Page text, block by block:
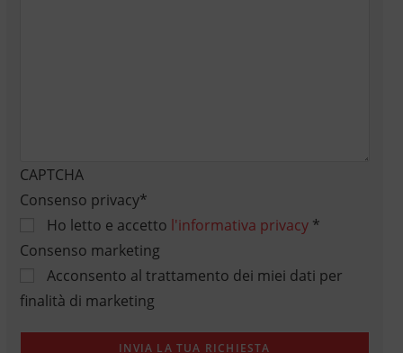
CAPTCHA
Consenso privacy*
Ho letto e accetto l'informativa privacy*
Consenso marketing
Acconsento al trattamento dei miei dati per
finalità di marketing